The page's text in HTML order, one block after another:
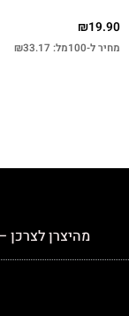
₪19.90
מחיר ל-100מל: ₪33.17
מהיצרן לצרכן